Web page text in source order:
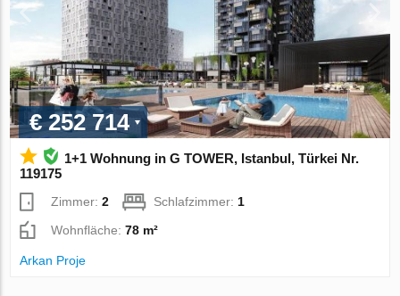
€ 252 714
1+1 Wohnung in G TOWER, Istanbul, Türkei Nr.
119175
Zimmer:2 Schlafzimmer: 1
Wohnfläche:78 m²
Arkan Proje